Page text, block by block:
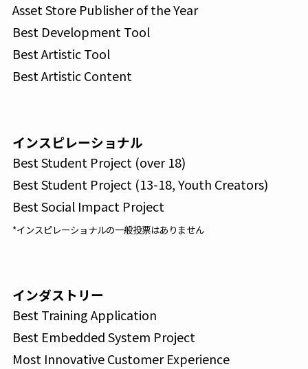
Asset Store Publisher of the Year
Best Development Tool
Best Artistic Tool
Best Artistic Content
インスピレーショナル
Best Student Project (over 18)
Best Student Project (13-18, Youth Creators)
Best Social Impact Project
*インスピレーショナルの一般投票はありません
インダストリー
Best Training Application
Best Embedded System Project
Most Innovative Customer Experience